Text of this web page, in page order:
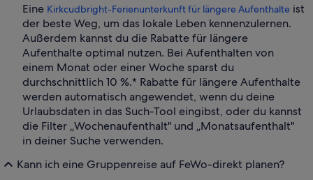
Eine Kirkcudbright-Ferienunterkunft für längere Aufenthalte ist
der beste Weg, um das lokale Leben kennenzulernen.
Außerdem kannst du die Rabatte für längere
Aufenthalte optimal nutzen. Bei Aufenthalten von
einem Monat oder einer Woche sparst du
durchschnittlich 10 %.* Rabatte für längere Aufenthalte
werden automatisch angewendet, wenn du deine
Urlaubsdaten in das Such-Tool eingibst, oder du kannst
die Filter „Wochenaufenthalt" und „Monatsaufenthalt"
in deiner Suche verwenden.
Kann ich eine Gruppenreise auf FeWo-direkt planen?